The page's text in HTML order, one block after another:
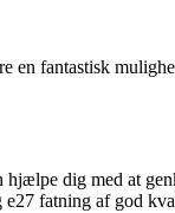
fantastisk
dig med at
fatning af god